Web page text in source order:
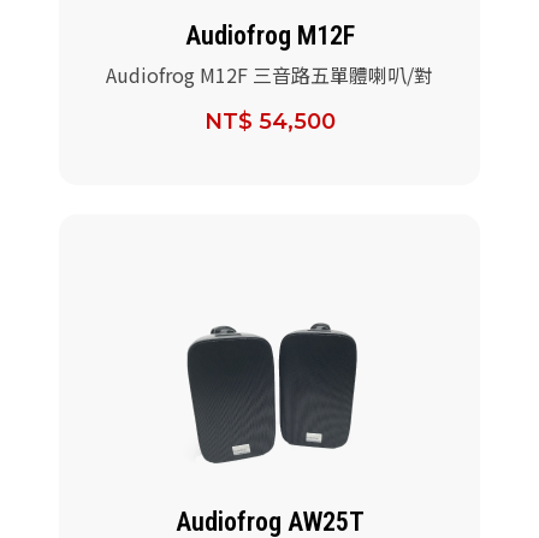
Audiofrog M12F
Audiofrog M12F 三音路五單體喇叭/對
NT$ 54,500
Audiofrog AW25T